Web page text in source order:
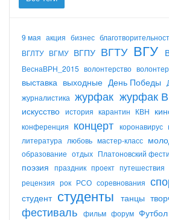
9 мая акция бизнес
ВГЛТУ ВГМУ ВГПУ ВГТУ ВГУ
ВеснаВРН_2015 волонтерство
выставка выходные День Победы
журналистика журфак журфак
искусство история карантин КВН
конференция концерт коронавирус
литература любовь мастер-класс
образование отдых Платоновский
поэзия праздник проект путешествия
рецензия рок РСО соревнования
студент студенты танцы
фестиваль фильм форум Футбол